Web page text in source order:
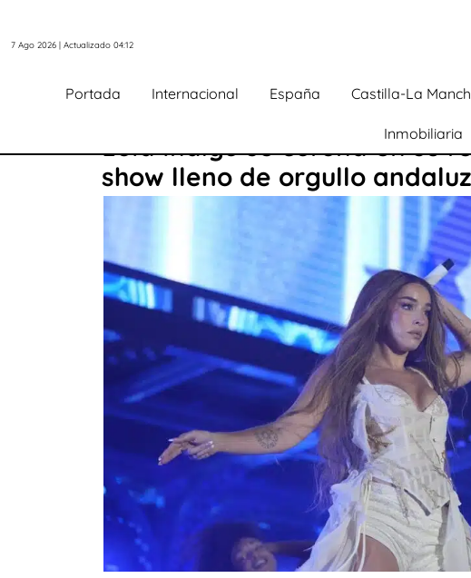
7 Ago 2026 | Actualizado 04:12
Portada Internacional España Castilla-La
Inmobiliaria
Lola Índigo se corona en su
show lleno de orgullo andaluz